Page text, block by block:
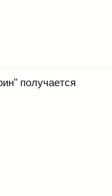
получается